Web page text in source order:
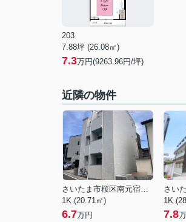
203
7.88坪 (26.08㎡)
7.3万円(9263.96円/坪)
近隣の物件
さいたま市桜区南元宿２丁目
1K (20.71㎡)
6.7万円
1K
7.8